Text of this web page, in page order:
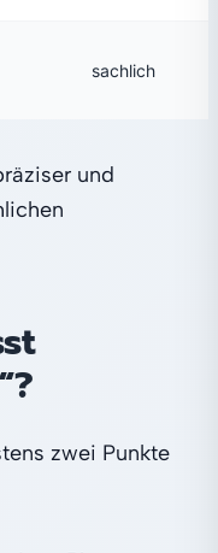
sachlich
und
zwei Punkte